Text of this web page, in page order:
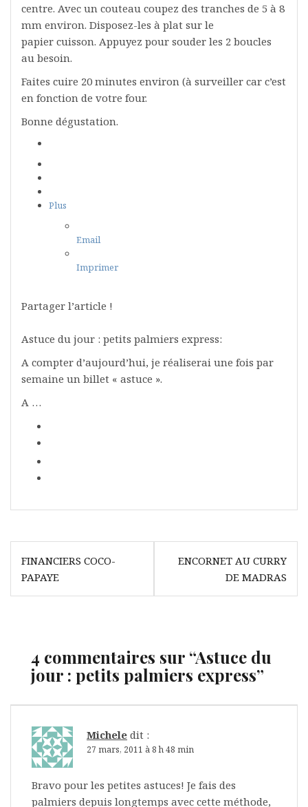
centre. Avec un couteau coupez des tranches de 5 à 8
mm environ. Disposez-les à plat sur le
papier cuisson. Appuyez pour souder les 2 boucles
au besoin.
Faites cuire 20 minutes environ (à surveiller car c’est
en fonction de votre four.
Bonne dégustation.
Plus
Email
Imprimer
Partager l’article !
Astuce du jour : petits palmiers express:
A compter d’aujourd’hui, je réaliserai une fois par
semaine un billet « astuce ».
A …
Navigation
de
l’article
FINANCIERS COCO-
PAPAYE
ENCORNET AU CURRY
DE MADRAS
4 commentaires sur “Astuce du
jour : petits palmiers express”
Michele dit :
27 mars, 2011 à 8 h 48 min
Bravo pour les petites astuces! Je fais des
palmiers depuis longtemps avec cette méthode,